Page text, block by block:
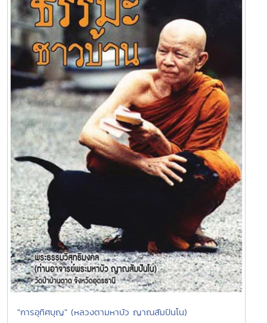
"การอุทิศบุญ" (หลวงตามหาบัว ญาณสัมปันโน)